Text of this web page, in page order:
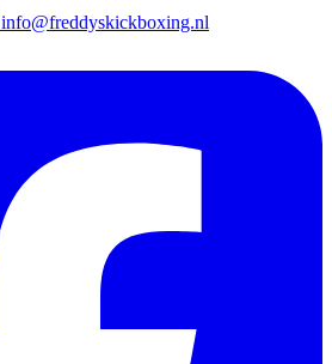
info@freddyskickboxing.nl